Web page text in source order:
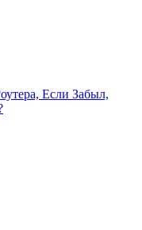
Если Забыл,